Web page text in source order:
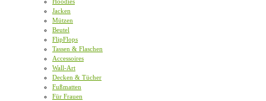
Jacken
Mützen
Beutel
FlipFlops
Tassen & Flaschen
Accessoires
Wall-Art
Decken & Tücher
Fußmatten
Für Frauen